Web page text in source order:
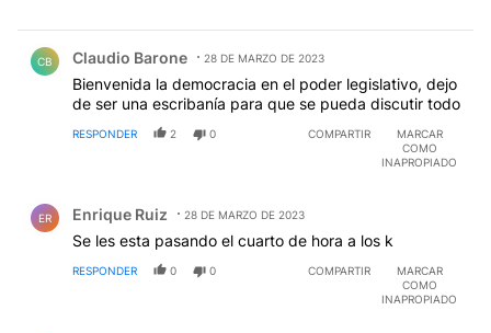
CB Claudio Barone 28 DE MARZO DE 2023
Bienvenida la democracia en el poder legislativo, dejo
de ser una escribanía para que se pueda discutir todo
RESPONDER 2 0 COMPARTIR
MARCAR
COMO
INAPROPIADO
ER Enrique Ruiz 28 DE MARZO DE 2023
Se les esta pasando el cuarto de hora a los k
RESPONDER 0 0 COMPARTIR
MARCAR
COMO
INAPROPIADO